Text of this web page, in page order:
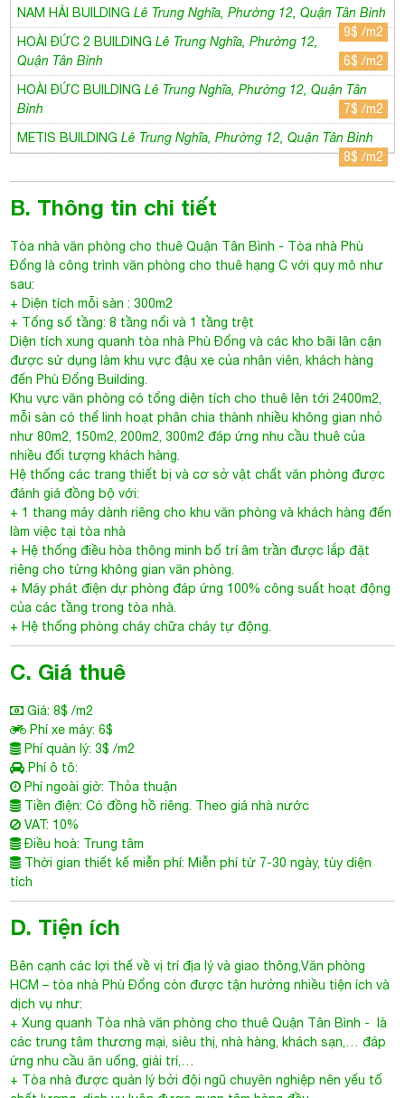
NAM HẢI BUILDINGLê Trung Nghĩa, Phường 12, Quận Tân Bình
9$ /m2
HOÀI ĐỨC 2 BUILDINGLê Trung Nghĩa, Phường 12,
Quận Tân Bình
6$ /m2
HOÀI ĐỨC BUILDINGLê Trung Nghĩa, Phường 12, Quận Tân
Bình
7$ /m2
METIS BUILDINGLê Trung Nghĩa, Phường 12, Quận Tân Bình
8$ /m2
B. Thông tin chi tiết
Tòa nhà văn phòng cho thuê Quận Tân Bình - Tòa nhà Phù
Đổng là công trình văn phòng cho thuê hạng C với quy mô như
sau:
+ Diện tích mỗi sàn : 300m2
+ Tổng số tầng: 8 tầng nổi và 1 tầng trệt
Diện tích xung quanh tòa nhà Phù Đổng và các kho bãi lân cận
được sử dụng làm khu vực đậu xe của nhân viên, khách hàng
đến Phù Đổng Building.
Khu vực văn phòng có tổng diện tích cho thuê lên tới 2400m2,
mỗi sàn có thể linh hoạt phân chia thành nhiều không gian nhỏ
như 80m2, 150m2, 200m2, 300m2 đáp ứng nhu cầu thuê của
nhiều đối tượng khách hàng.
Hệ thống các trang thiết bị và cơ sở vật chất văn phòng được
đánh giá đồng bộ với:
+ 1 thang máy dành riêng cho khu văn phòng và khách hàng đến
làm việc tại tòa nhà
+ Hệ thống điều hòa thông minh bố trí âm trần được lắp đặt
riêng cho từng không gian văn phòng.
+ Máy phát điện dự phòng đáp ứng 100% công suất hoạt động
của các tầng trong tòa nhà.
+ Hệ thống phòng cháy chữa cháy tự động.
C. Giá thuê
Giá: 8$ /m2
Phí xe máy: 6$
Phí quản lý: 3$ /m2
Phí ô tô:
Phí ngoài giờ: Thỏa thuận
Tiền điện: Có đồng hồ riêng. Theo giá nhà nước
VAT: 10%
Điều hoà: Trung tâm
Thời gian thiết kế miễn phí: Miễn phí từ 7-30 ngày, tùy diện
tích
D. Tiện ích
Bên cạnh các lợi thế về vị trí địa lý và giao thông,Văn phòng
HCM – tòa nhà Phù Đổng còn được tận hưởng nhiều tiện ích và
dịch vụ như:
+ Xung quanh Tòa nhà văn phòng cho thuê Quận Tân Bình - là
các trung tâm thương mại, siêu thị, nhà hàng, khách sạn,… đáp
ứng nhu cầu ăn uống, giải trí,…
+ Tòa nhà được quản lý bởi đội ngũ chuyên nghiệp nên yếu tố